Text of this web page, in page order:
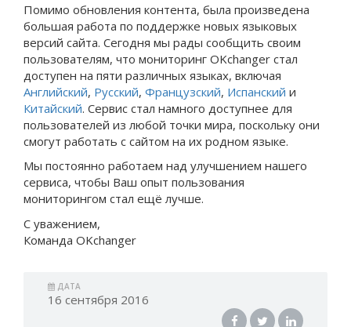
Помимо обновления контента, была произведена
большая работа по поддержке новых языковых
версий сайта. Сегодня мы рады сообщить своим
пользователям, что мониторинг OKchanger стал
доступен на пяти различных языках, включая
Английский, Русский, Французский, Испанский и
Китайский. Сервис стал намного доступнее для
пользователей из любой точки мира, поскольку они
смогут работать с сайтом на их родном языке.
Мы постоянно работаем над улучшением нашего
сервиса, чтобы Ваш опыт пользования
мониторингом стал ещё лучше.
С уважением,
Команда OKchanger
ДАТА
16 сентября 2016